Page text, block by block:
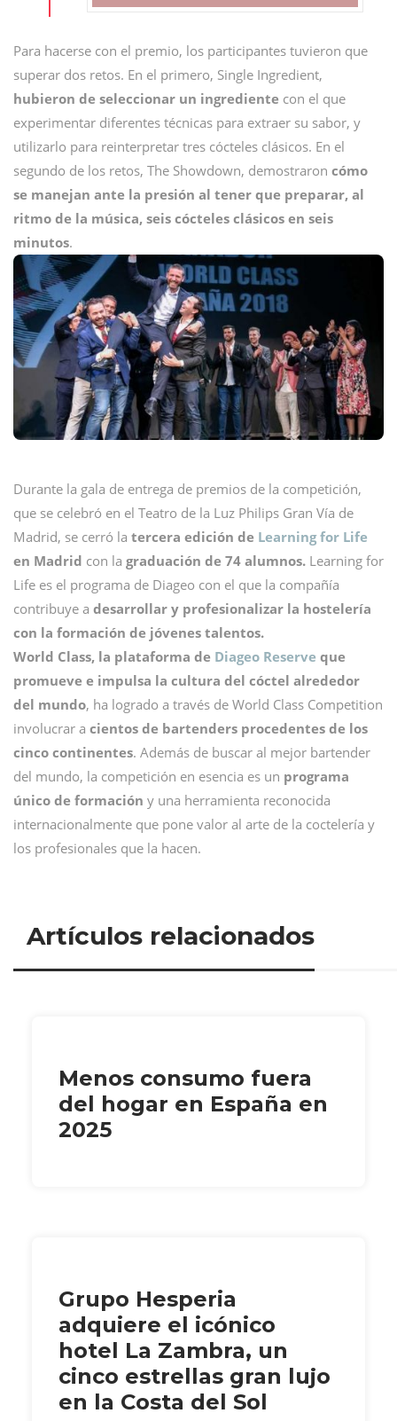
Para hacerse con el premio, los participantes tuvieron que
superar dos retos. En el primero, Single Ingredient,
hubieron de seleccionar un ingrediente con el que
experimentar diferentes técnicas para extraer su sabor, y
utilizarlo para reinterpretar tres cócteles clásicos. En el
segundo de los retos, The Showdown, demostraron cómo
se manejan ante la presión al tener que preparar, al
ritmo de la música, seis cócteles clásicos en seis
minutos.
Durante la gala de entrega de premios de la competición,
que se celebró en el Teatro de la Luz Philips Gran Vía de
Madrid, se cerró la tercera edición de Learning for Life
en Madrid con la graduación de 74 alumnos. Learning for
Life es el programa de Diageo con el que la compañía
contribuye a desarrollar y profesionalizar la hostelería
con la formación de jóvenes talentos.
World Class, la plataforma de Diageo Reserve que
promueve e impulsa la cultura del cóctel alrededor
del mundo, ha logrado a través de World Class Competition
involucrar a cientos de bartenders procedentes de los
cinco continentes. Además de buscar al mejor bartender
del mundo, la competición en esencia es un programa
único de formación y una herramienta reconocida
internacionalmente que pone valor al arte de la coctelería y
los profesionales que la hacen.
Artículos relacionados
Menos consumo fuera
del hogar en España en
2025
Grupo Hesperia
adquiere el icónico
hotel La Zambra, un
cinco estrellas gran lujo
en la Costa del Sol